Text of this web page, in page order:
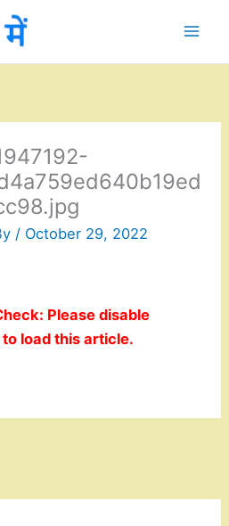
/ October 29, 2022
Please disable
load this article.